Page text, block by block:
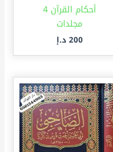
أحكام القرآن 4
مجلدات
200 د.إ